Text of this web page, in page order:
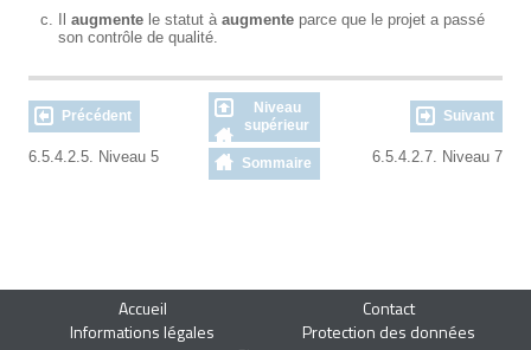
augmente le statut à augmente parce que le projet a passé
son contrôle de qualité.
Précédent
Niveau
supérieur
Suivant
6.5.4.2.5. Niveau 5 Sommaire 6.5.4.2.7. Niveau 7
Accueil
Contact
Informations légales
Protection des données